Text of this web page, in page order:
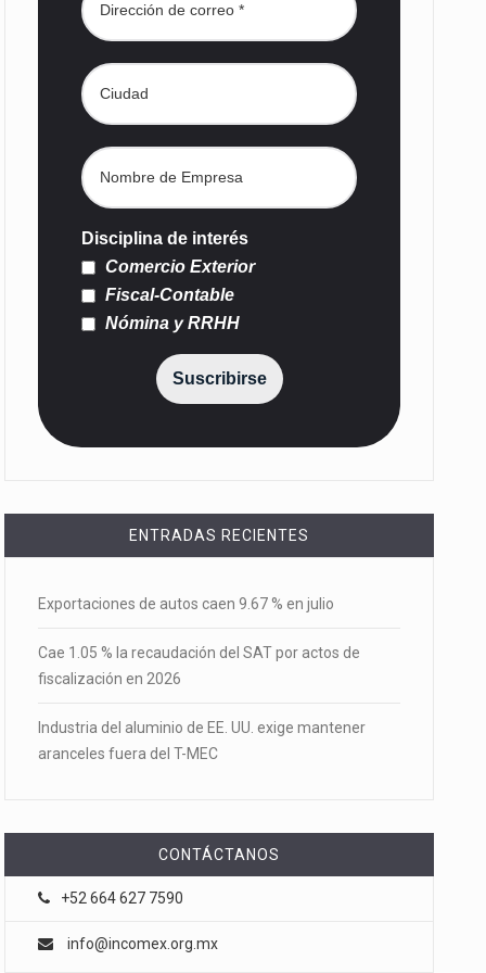
Disciplina de interés
Comercio Exterior
Fiscal-Contable
Nómina y RRHH
Suscribirse
ENTRADAS RECIENTES
Exportaciones de autos caen 9.67 % en julio
Cae 1.05 % la recaudación del SAT por actos de
fiscalización en 2026
Industria del aluminio de EE. UU. exige mantener
aranceles fuera del T-MEC
CONTÁCTANOS
+52 664 627 7590
info@incomex.org.mx